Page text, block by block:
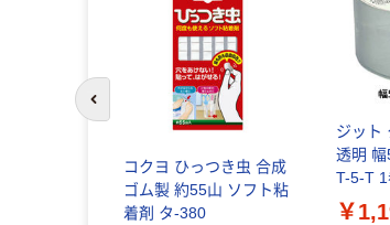
コクヨ ひっつき虫 合成
ゴム製 約55山 ソフト粘
着剤 タ-380
ジット
透明
T-5-T
￥
前のスライドへ